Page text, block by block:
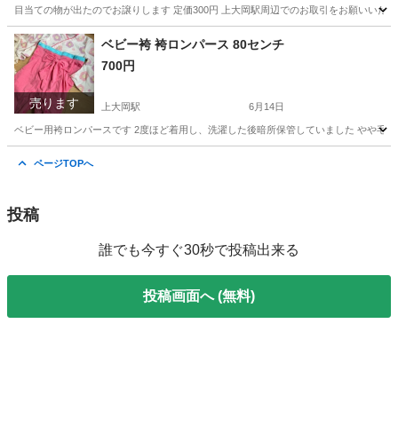
目当ての物が出たのでお譲りします 定価300円 上大岡駅周辺でのお取引をお願いいた
神奈川 横浜市 上大岡駅 おもちゃ
売ります
ベビー袴 袴ロンパース 80センチ
700円
上大岡駅 6月14日
ベビー用袴ロンパースです 2度ほど着用し、洗濯した後暗所保管していました やや毛
ページTOPへ
投稿
誰でも今すぐ30秒で投稿出来る
投稿画面へ (無料)